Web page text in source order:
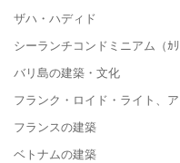
ザハ・ハディド
シーランチコンドミニアム（ｶ
バリ島の建築・文化
フランク・ロイド・ライト、
フランスの建築
ベトナムの建築